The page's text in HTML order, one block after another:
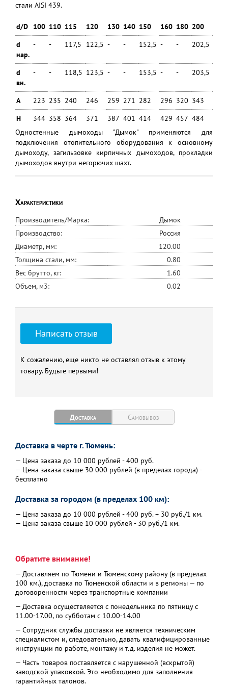
стали AISI 439.
d/D 100 110 115 120 130 140 150 160 180 200
d
нар.
- - 117,5 122,5 - - 152,5 - - 202,5
d
вн.
- - 118,5 123,5 - - 153,5 - - 203,5
A 223 235 240 246 259 271 282 296 320 343
H
344 358 364 371 387 401 414 429 457 484
Одностенные дымоходы "Дымок" применяются для
подключения отопительного оборудования к основному
дымоходу, загильзовке кирпичных дымоходов, прокладки
дымоходов внутри негорючих шахт.
Характеристики
Производитель/Марка:
Дымок
Производство:
Россия
Диаметр, мм:
120.00
Толщина стали, мм:
0.80
Вес брутто, кг:
1.60
Объем, м3:
0.02
Написать отзыв
К сожалению, еще никто не оставлял отзыв к этому
товару. Будьте первыми!
Доставка Самовывоз
Доставка в черте г. Тюмень:
— Цена заказа до 10 000 рублей - 400 руб.
— Цена заказа свыше 30 000 рублей (в пределах города) -
бесплатно
Доставка за городом (в пределах 100 км):
— Цена заказа до 10 000 рублей - 400 руб. + 30 руб./1 км.
— Цена заказа свыше 10 000 рублей - 30 руб./1 км.
Обратите внимание!
— Доставляем по Тюмени и Тюменскому району (в пределах
100 км.), доставка по Тюменской области и в регионы — по
договоренности через транспортные компании
— Доставка осуществляется с понедельника по пятницу с
11.00-17.00, по субботам с 10.00-14.00
— Сотрудник службы доставки не является техническим
специалистом и, следовательно, давать квалифицированные
инструкции по работе, монтажу и т.д. изделия не может.
— Часть товаров поставляется с нарушенной (вскрытой)
заводской упаковкой. Это необходимо для заполнения
гарантийных талонов.